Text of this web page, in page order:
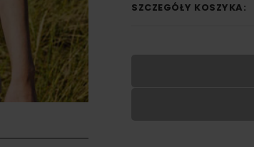
SZCZEGÓŁY KOSZYKA: